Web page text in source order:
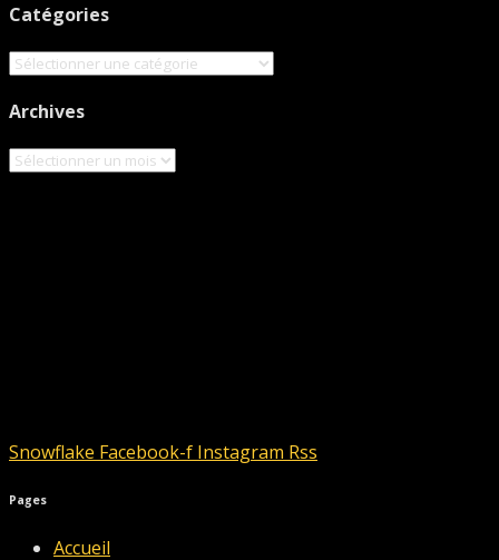
Catégories
Catégories
Archives
Archives
Snowflake Facebook-f Instagram Rss
Pages
Accueil